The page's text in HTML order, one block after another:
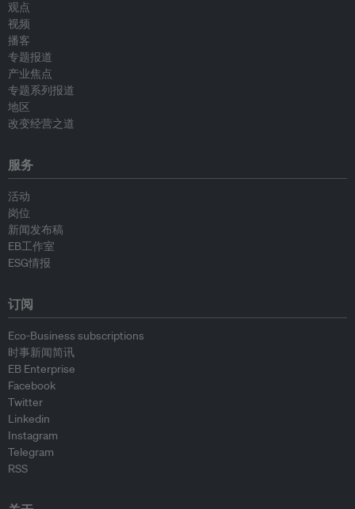
观点
视频
播客
专题报道
产业焦点
专题系列报道
地区
改变经营之道
服务
活动
岗位
新闻发布稿
EB工作室
ESG情报
订阅
Eco-Business subscriptions
时事新闻简讯
EB Enterprise
Facebook
Twitter
Linkedin
Instagram
Telegram
RSS